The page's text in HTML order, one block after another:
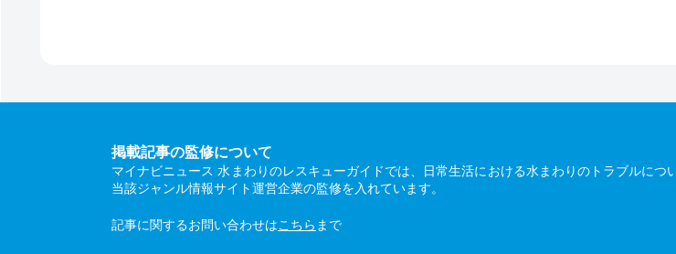
掲載記事の監修について
マイナビニュース 水まわりのレスキューガイドでは、日常生活における水まわりのトラブルに
当該ジャンル情報サイト運営企業の監修を入れています。
記事に関するお問い合わせはこちら まで